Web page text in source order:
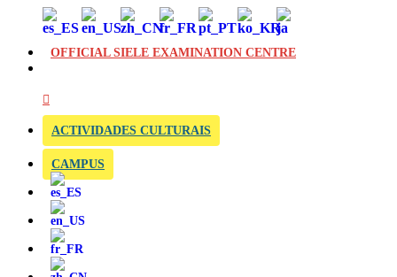
OFFICIAL SIELE EXAMINATION CENTRE
ACTIVIDADES CULTURAIS
CAMPUS